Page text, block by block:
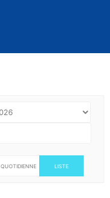
QUOTIDIENNE LISTE